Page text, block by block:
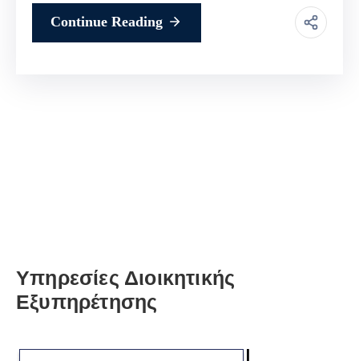
Continue Reading
Υπηρεσίες Διοικητικής
Εξυπηρέτησης